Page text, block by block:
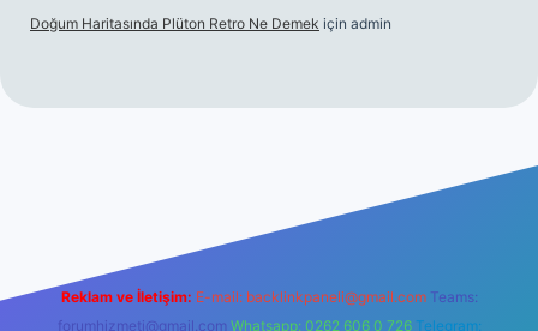
Doğum Haritasında Plüton Retro Ne Demek için admin
Reklam ve İletişim: E-mail: backlinkpaneli@gmail.com Teams:
forumhizmeti@gmail.com Whatsapp: 0262 606 0 726 Telegram: